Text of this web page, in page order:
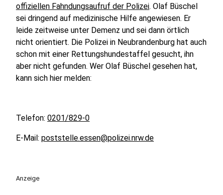
offiziellen Fahndungsaufruf der Polizei. Olaf Büschel
sei dringend auf medizinische Hilfe angewiesen. Er
leide zeitweise unter Demenz und sei dann örtlich
nicht orientiert. Die Polizei in Neubrandenburg hat auch
schon mit einer Rettungshundestaffel gesucht, ihn
aber nicht gefunden. Wer Olaf Büschel gesehen hat,
kann sich hier melden:
Telefon: 0201/829-0
E-Mail: poststelle.essen@polizei.nrw.de
Anzeige